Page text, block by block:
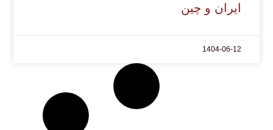
ایران و چین
1404-06-12